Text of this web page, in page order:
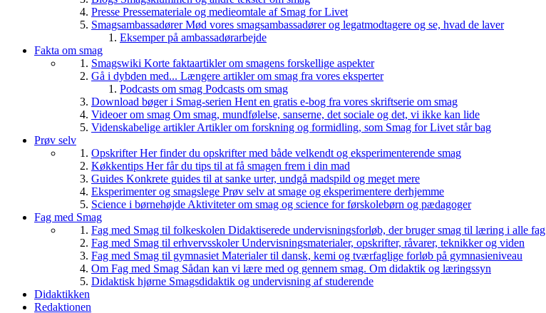
Presse Pressemateriale og medieomtale af Smag for Livet
SmagsambassadørerMød vores smagsambassadører og legatmodtagere og se, hvad de laver
Eksemper på ambassadørarbejde
Fakta om smag
Smagswiki Korte faktaartikler om smagens forskellige aspekter
Gå i dybden med... Længere artikler om smag fra vores eksperter
Podcasts om smag Podcasts om smag
Download bøger i Smag-serien Hent en gratis e-bog fra vores skriftserie om smag
Videoer om smag Om smag, mundfølelse, sanserne, det sociale og det, vi ikke kan lide
Videnskabelige artiklerArtikler om forskning og formidling, som Smag for Livet står bag
Prøv selv
OpskrifterHer finder du opskrifter med både velkendt og eksperimenterende smag
Køkkentips Her får du tips til at få smagen frem i din mad
Guides Konkrete guides til at sanke urter, undgå madspild og meget mere
Eksperimenter og smagslege Prøv selv at smage og eksperimentere derhjemme
Science i børnehøjde Aktiviteter om smag og science for førskolebørn og pædagoger
Fag med Smag
Fag med Smag til folkeskolen Didaktiserede undervisningsforløb, der bruger smag til læring i alle fag
Fag med Smag til erhvervsskolerUndervisningsmaterialer, opskrifter, råvarer, teknikker og viden
Fag med Smag til gymnasiet Materialer til dansk, kemi og tværfaglige forløb på gymnasieniveau
Om Fag med Smag Sådan kan vi lære med og gennem smag. Om didaktik og læringssyn
Didaktisk hjørne Smagsdidaktik og undervisning af studerende
Didaktikken
Redaktionen